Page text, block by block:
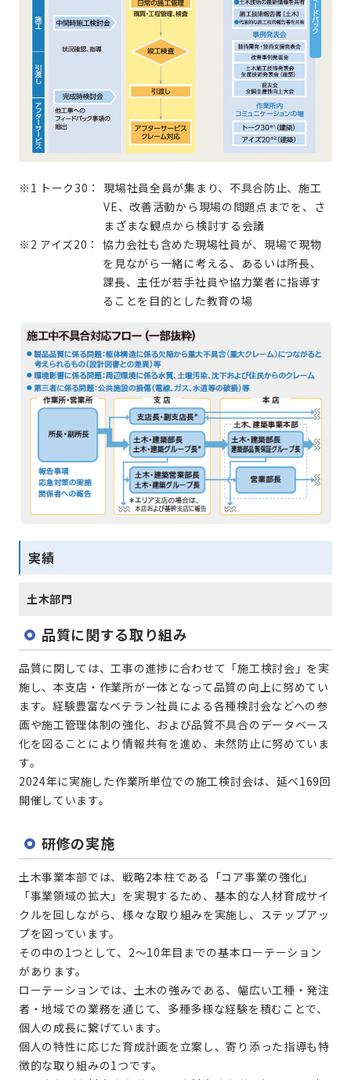
※1 トーク30：
現場社員全員が集まり、不具合防止、施工
VE、改善活動から現場の問題点までを、さ
まざまな観点から検討する会議
※2 アイズ20：
協力会社も含めた現場社員が、現場で現物
を見ながら一緒に考える、あるいは所長、
課長、主任が若手社員や協力業者に指導す
ることを目的とした教育の場
実績
土木部門
品質に関する取り組み
品質に関しては、工事の進捗に合わせて「施工検討会」を実
施し、本支店・作業所が一体となって品質の向上に努めてい
ます。経験豊富なベテラン社員による各種検討会などへの参
画や施工管理体制の強化、および品質不具合のデータベース
化を図ることにより情報共有を進め、未然防止に努めていま
す。
2024年に実施した作業所単位での施工検討会は、延べ169回
開催しています。
研修の実施
土木事業本部では、戦略2本柱である「コア事業の強化」
「事業領域の拡大」を実現するため、基本的な人材育成サイ
クルを回しながら、様々な取り組みを実施し、ステップアッ
プを図っています。
その中の1つとして、2～10年目までの基本ローテーション
があります。
ローテーションでは、土木の強みである、幅広い工種・発注
者・地域での業務を通じて、多種多様な経験を積むことで、
個人の成長に繋げています。
個人の特性に応じた育成計画を立案し、寄り添った指導も特
徴的な取り組みの1つです。